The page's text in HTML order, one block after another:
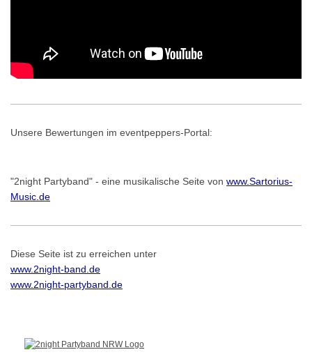
Unsere Bewertungen im eventpeppers-Portal:
"2night Partyband" - eine musikalische Seite von www.Sartorius-
Music.de
Diese Seite ist zu erreichen unter
www.2night-band.de
www.2night-partyband.de